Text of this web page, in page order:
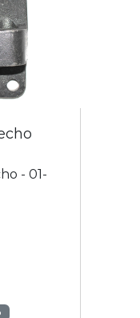
- 01-